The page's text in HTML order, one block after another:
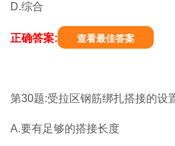
D.综合
正确答案: 查看最佳答案
第30题:受拉区钢筋绑扎搭接的设
A.要有足够的搭接长度